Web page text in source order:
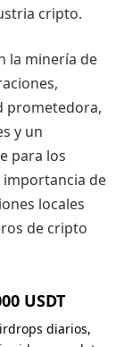
cripto.
la minería de
prometedora,
y un
para los
importancia de
locales
de cripto
USDT
diarios,